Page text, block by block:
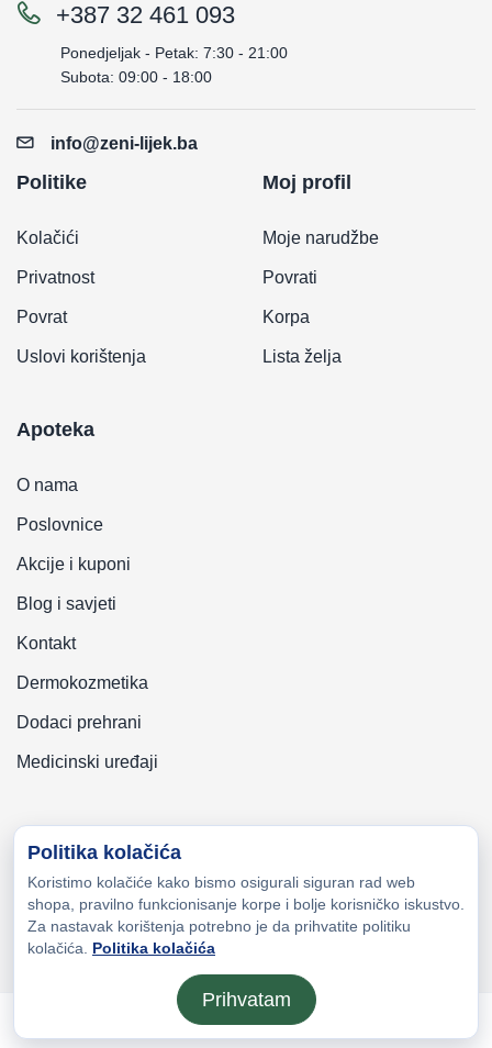
+387 32 461 093
Ponedjeljak - Petak: 7:30 - 21:00
Subota: 09:00 - 18:00
info@zeni-lijek.ba
Politike
Kolačići
Privatnost
Povrat
Uslovi korištenja
Moj profil
Moje narudžbe
Povrati
Korpa
Lista želja
Apoteka
O nama
Poslovnice
Akcije i kuponi
Blog i savjeti
Kontakt
Dermokozmetika
Dodaci prehrani
Medicinski uređaji
Copyright © 2026 Zeni-Lijek Apoteka. Sva prava zadržana
Politika kolačića
Koristimo kolačiće kako bismo osigurali siguran rad web
shopa, pravilno funkcionisanje korpe i bolje korisničko iskustvo.
Za nastavak korištenja potrebno je da prihvatite politiku
kolačića. Politika kolačića
Prihvatam
Otvori meniPočetna Moj nalogLista želja